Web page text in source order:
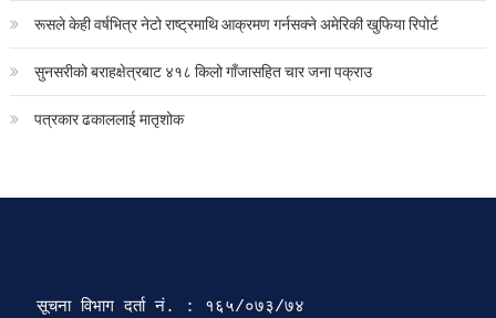
रूसले केही वर्षभित्र नेटो राष्ट्रमाथि आक्रमण गर्नसक्ने अमेरिकी खुफिया रिपोर्ट
सुनसरीको बराहक्षेत्रबाट ४१८ किलो गाँजासहित चार जना पक्राउ
पत्रकार ढकाललाई मातृशोक
सूचना विभाग दर्ता‍ नं. : १६५/०७३/७४